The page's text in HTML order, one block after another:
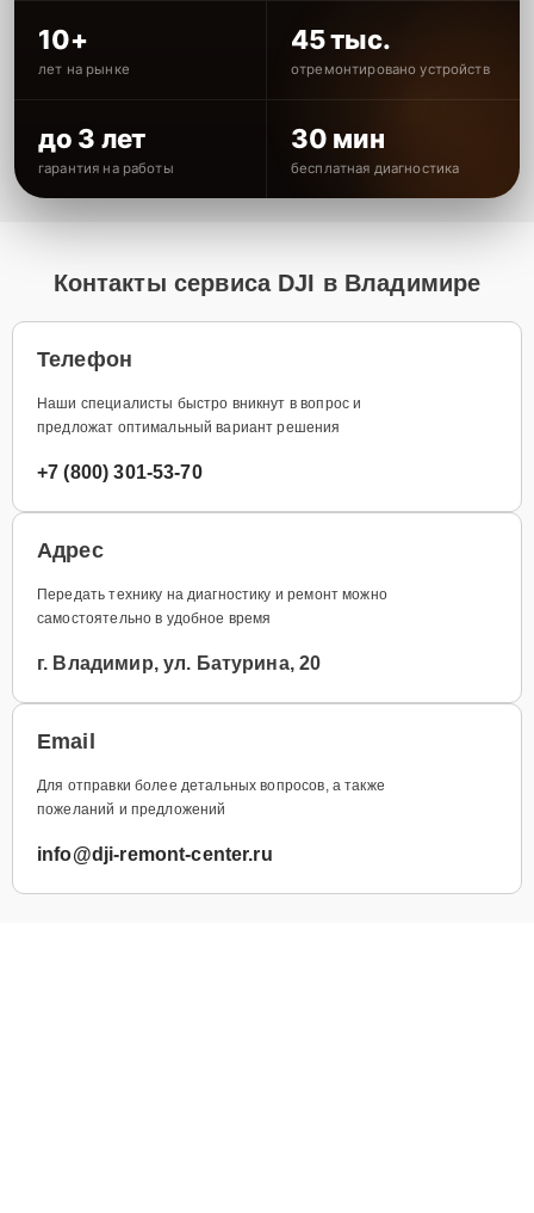
10+
лет на рынке
45 тыс.
отремонтировано устройств
до 3 лет
гарантия на работы
30 мин
бесплатная диагностика
Контакты сервиса DJI в Владимире
Телефон
Наши специалисты быстро вникнут в вопрос и
предложат оптимальный вариант решения
+7 (800) 301-53-70
Адрес
Передать технику на диагностику и ремонт можно
самостоятельно в удобное время
г. Владимир, ул. Батурина, 20
Email
Для отправки более детальных вопросов, а также
пожеланий и предложений
info@dji-remont-center.ru